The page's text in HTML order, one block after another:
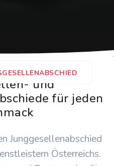
und
für jeden
Junggesellenabschied
Österreichs.